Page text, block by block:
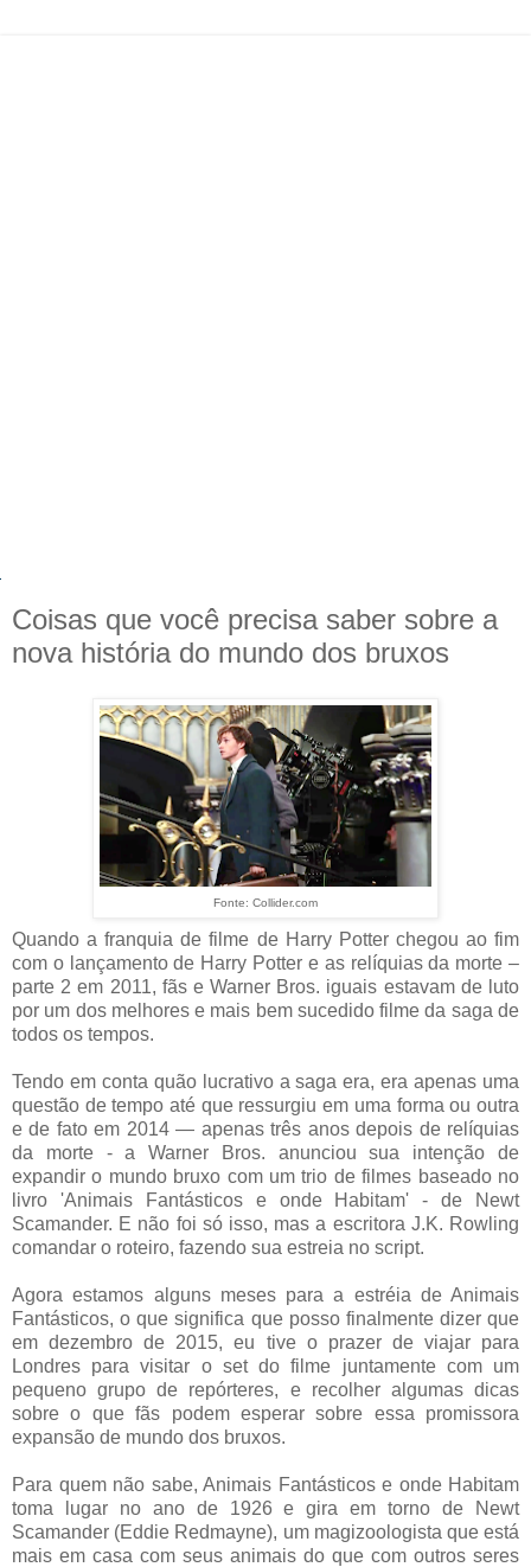
Coisas que você precisa saber sobre a
nova história do mundo dos bruxos
Fonte: Collider.com
Quando a franquia de filme de Harry Potter chegou ao fim
com o lançamento de Harry Potter e as relíquias da morte –
parte 2 em 2011, fãs e Warner Bros. iguais estavam de luto
por um dos melhores e mais bem sucedido filme da saga de
todos os tempos.
Tendo em conta quão lucrativo a saga era, era apenas uma
questão de tempo até que ressurgiu em uma forma ou outra
e de fato em 2014 — apenas três anos depois de relíquias
da morte - a Warner Bros. anunciou sua intenção de
expandir o mundo bruxo com um trio de filmes baseado no
livro 'Animais Fantásticos e onde Habitam' - de Newt
Scamander. E não foi só isso, mas a escritora J.K. Rowling
comandar o roteiro, fazendo sua estreia no script.
Agora estamos alguns meses para a estréia de Animais
Fantásticos, o que significa que posso finalmente dizer que
em dezembro de 2015, eu tive o prazer de viajar para
Londres para visitar o set do filme juntamente com um
pequeno grupo de repórteres, e recolher algumas dicas
sobre o que fãs podem esperar sobre essa promissora
expansão de mundo dos bruxos.
Para quem não sabe, Animais Fantásticos e onde Habitam
toma lugar no ano de 1926 e gira em torno de Newt
Scamander (Eddie Redmayne), um magizoologista que está
mais em casa com seus animais do que com outros seres